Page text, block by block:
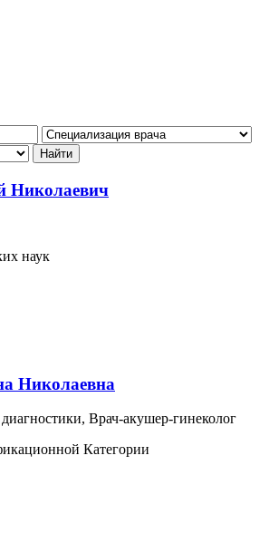
Николаевич
наук
Николаевна
диагностики, Врач-акушер-гинеколог
Категории